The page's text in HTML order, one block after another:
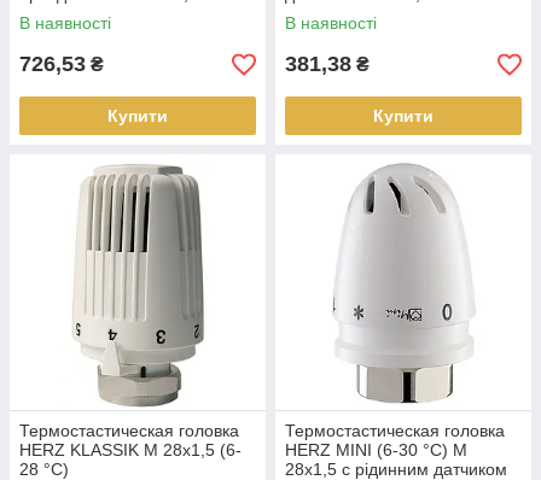
(R470HX001)
В наявності
726,53 ₴
Купити
В наявності
381,38 ₴
Купити
Термостастическая головка
HERZ KLASSIK M 28x1,5 (6-
28 °C)
Термостастическая головка
HERZ MINI (6-30 °C) M
28x1,5 c рідинним датчиком